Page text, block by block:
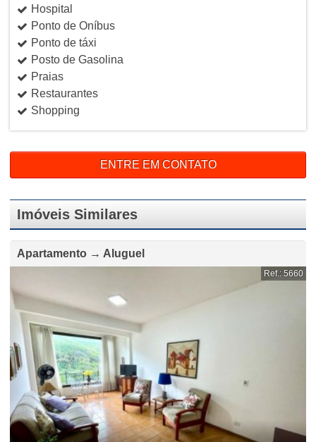
Hospital
Ponto de Oníbus
Ponto de táxi
Posto de Gasolina
Praias
Restaurantes
Shopping
ENTRE EM CONTATO
Imóveis Similares
Apartamento → Aluguel
Ref.: 5660